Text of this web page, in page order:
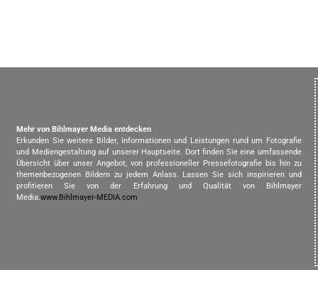
Mehr von Bihlmayer Media entdecken
Erkunden Sie weitere Bilder, Informationen und Leistungen rund um Fotografie
und Mediengestaltung auf unserer Hauptseite. Dort finden Sie eine umfassende
Übersicht über unser Angebot, von professioneller Pressefotografie bis hin zu
themenbezogenen Bildern zu jedem Anlass. Lassen Sie sich inspirieren und
profitieren Sie von der Erfahrung und Qualität von Bihlmayer
Media.www.Bihlmayer-MEDIA.com